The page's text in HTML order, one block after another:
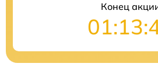
Конец